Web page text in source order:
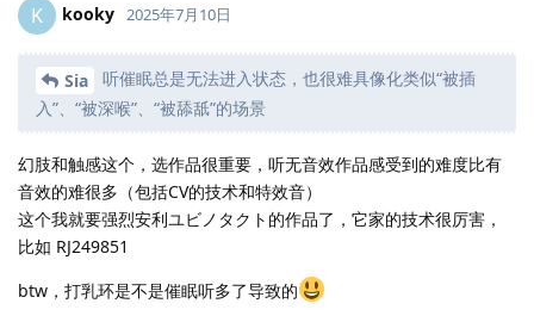
K kooky 2025年7月10日
Sia
听催眠总是无法进入状态，也很难具像化类似“被插
入”、“被深喉”、“被舔舐”的场景
幻肢和触感这个，选作品很重要，听无音效作品感受到的难度比有
音效的难很多（包括CV的技术和特效音）
这个我就要强烈安利ユビノタクト的作品了，它家的技术很厉害，
比如 RJ249851
btw，打乳环是不是催眠听多了导致的